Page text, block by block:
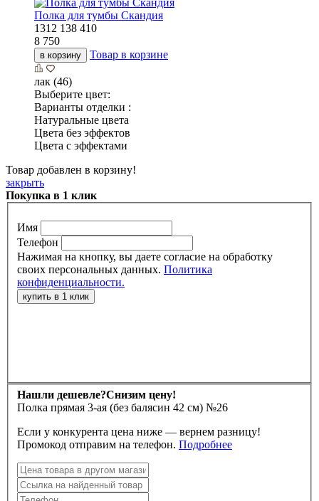
Полка для тумбы Скандия
1312 138 410
8 750
в корзину Товар в корзине
лак (46)
Выберите цвет:
Варианты отделки :
Натуральные цвета
Цвета без эффектов
Цвета с эффектами
Товар добавлен в корзину!
закрыть
Покупка в 1 клик
Имя
Телефон
Нажимая на кнопку, вы даете согласие на обработку
своих персональных данных. Политика
конфиденциальности.
Нашли дешевле?Снизим цену!
Полка прямая 3-ая (без балясин 42 см) №26
Если у конкурента цена ниже — вернем разницу!
Промокод отправим на телефон. Подробнее